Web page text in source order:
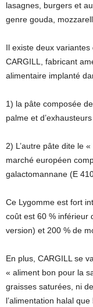
lasagnes, burgers et
genre gouda,
Il existe deux
CARGILL, fabricant
alimentaire implanté
1) la pâte composée
palme et
2) L’autre pâte dite le
marché européen
galactomannane (E
Ce Lygomme est fort
coût est 60 % inférieur
version) et 200 % de
En plus, CARGILL se
« aliment bon pour la
graisses saturées, ni
l’alimentation halal